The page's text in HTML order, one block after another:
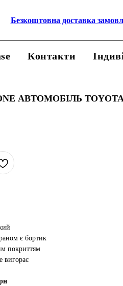
Безкоштовна доставка
Контакти
АВТОМОБІЛЬ TOYOTA
є бортик
покриттям
вигорає